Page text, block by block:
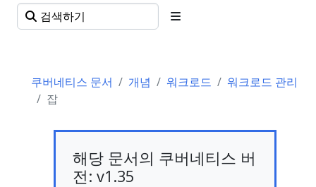
쿠버네티스 문서 개념 워크로드
워크로드 관리
잡
해당 문서의 쿠버네티스 버
전: v1.35